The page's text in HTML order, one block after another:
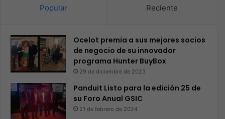
Popular Reciente
Ocelot premia a sus mejores socios
de negocio de su innovador
programa Hunter BuyBox
29 de diciembre de 2023
Panduit Listo para la edición 25 de
su Foro Anual GSIC
21 de febrero de 2024